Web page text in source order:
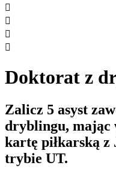




Doktorat z
Zalicz 5 asyst
dryblingu, mając
kartę piłkarską z
trybie UT.